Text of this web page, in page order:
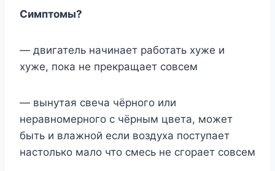
Симптомы?
— двигатель начинает работать хуже и
хуже, пока не прекращает совсем
— вынутая свеча чёрного или
неравномерного с чёрным цвета, может
быть и влажной если воздуха поступает
настолько мало что смесь не сгорает совсем